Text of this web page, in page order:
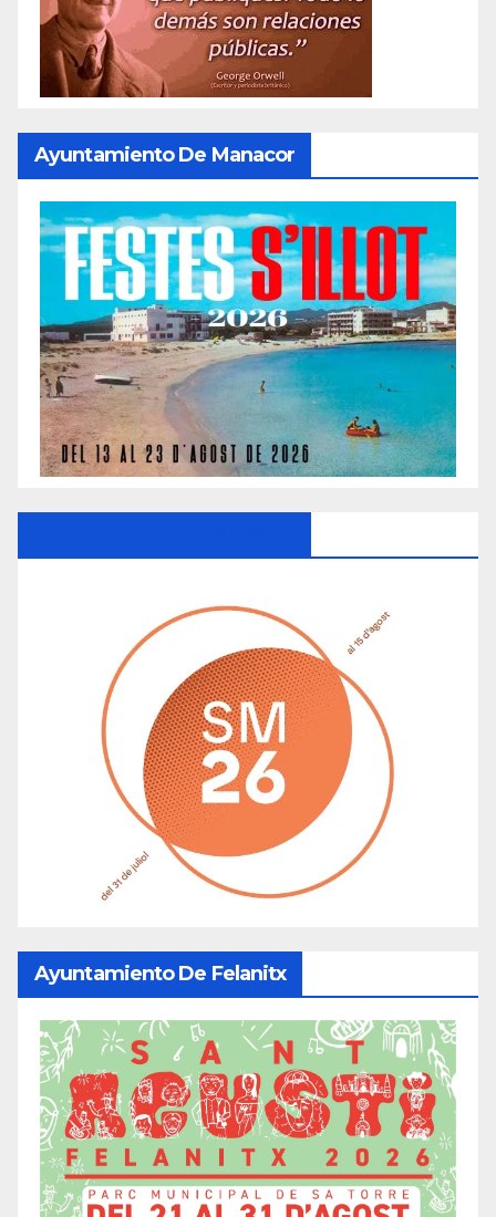
Ayuntamiento De Manacor
Ayuntamiento De Felanitx